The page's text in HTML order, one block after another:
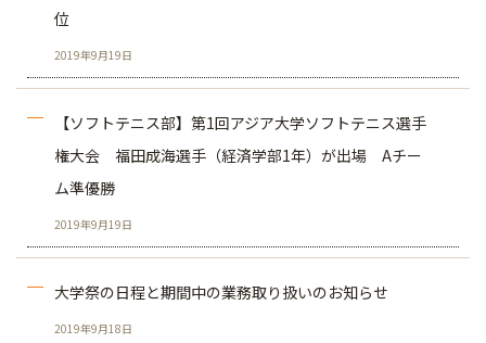
位
2019年9月19日
【ソフトテニス部】第1回アジア大学ソフトテニス選手
権大会 福田成海選手（経済学部1年）が出場 Aチー
ム準優勝
2019年9月19日
大学祭の日程と期間中の業務取り扱いのお知らせ
2019年9月18日